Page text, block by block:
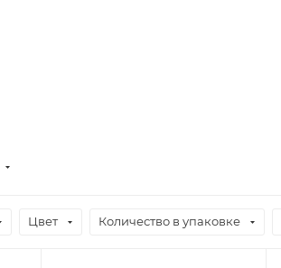
Цвет Количество в упаковке